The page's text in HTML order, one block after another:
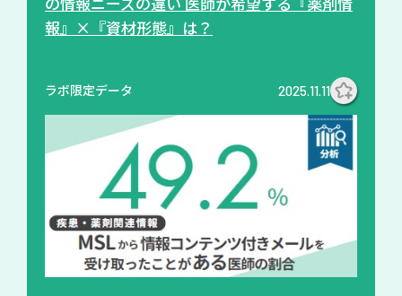
報』×『資材形態』は？
ラボ限定データ 2025.11.11